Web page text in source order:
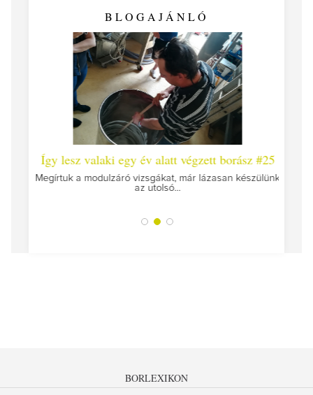
BLOGAJÁNLÓ
Így lesz valaki egy év alatt végzett borász #25
Megírtuk a modulzáró vizsgákat, már lázasan készülünk
az utolsó...
BORLEXIKON